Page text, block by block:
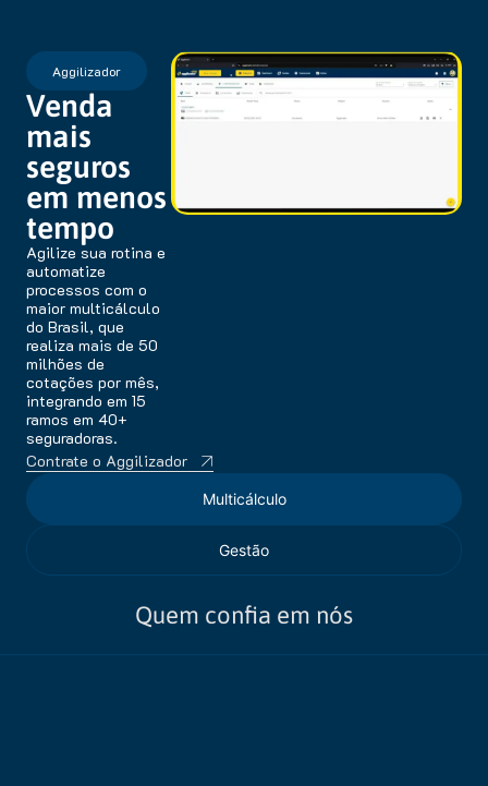
Multicálculo
Gestão
Aggilizador
Venda
mais
seguros
em menos
tempo
Agilize sua rotina e
automatize
processos com o
maior multicálculo
do Brasil, que
realiza mais de 50
milhões de
cotações por mês,
integrando em 15
ramos em 40+
seguradoras.
Contrate o Aggilizador
Quem confia em nós